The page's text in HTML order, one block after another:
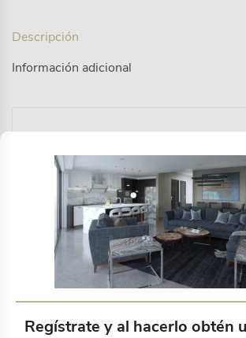
Descripción
Información adicional
de madera con Patas barnizadas en
100% Poliester colores a elegir.
Productos
Regístrate y al hacerlo obtén